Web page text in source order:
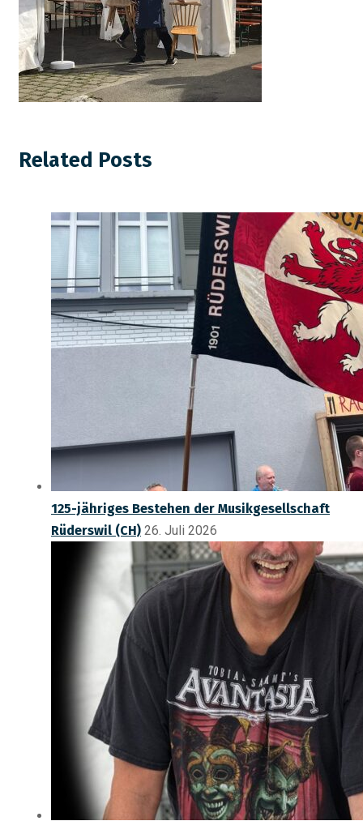
Related Posts
125-jähriges Bestehen der Musikgesellschaft
Rüderswil (CH) 26. Juli 2026